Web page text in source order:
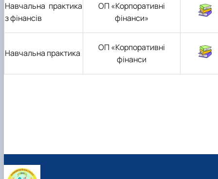
Навчальна практика
з фінансів
ОП «Корпоративні
фінанси»
Навчальна практика
ОП «Корпоративні
фінанси